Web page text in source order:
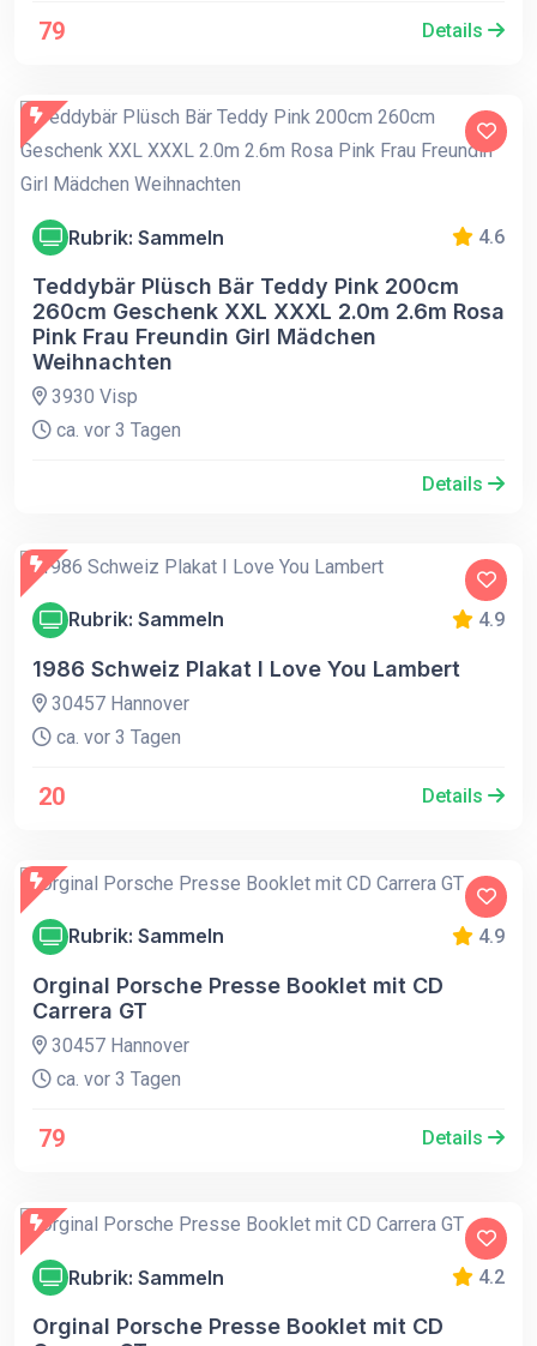
79 Details
Rubrik: Sammeln 4.6
Teddybär Plüsch Bär Teddy Pink 200cm
260cm Geschenk XXL XXXL 2.0m 2.6m Rosa
Pink Frau Freundin Girl Mädchen
Weihnachten
3930 Visp
ca. vor 3 Tagen
Details
Rubrik: Sammeln 4.9
1986 Schweiz Plakat I Love You Lambert
30457 Hannover
ca. vor 3 Tagen
20 Details
Rubrik: Sammeln 4.9
Orginal Porsche Presse Booklet mit CD
Carrera GT
30457 Hannover
ca. vor 3 Tagen
79 Details
Rubrik: Sammeln 4.2
Orginal Porsche Presse Booklet mit CD